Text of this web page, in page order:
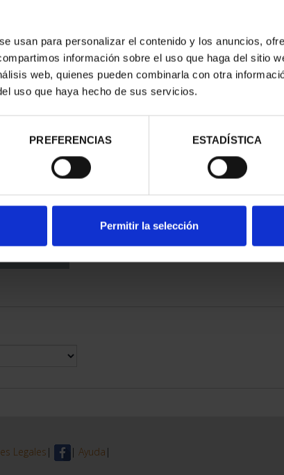
usan para personalizar el contenido y los anuncios,
información sobre el uso que haga del sitio
web, quienes pueden combinarla con otra
uso que haya hecho de sus servicios.
PREFERENCIAS ESTADÍSTICA
Permitir la selección
registrados
€
Legales | | Ayuda |